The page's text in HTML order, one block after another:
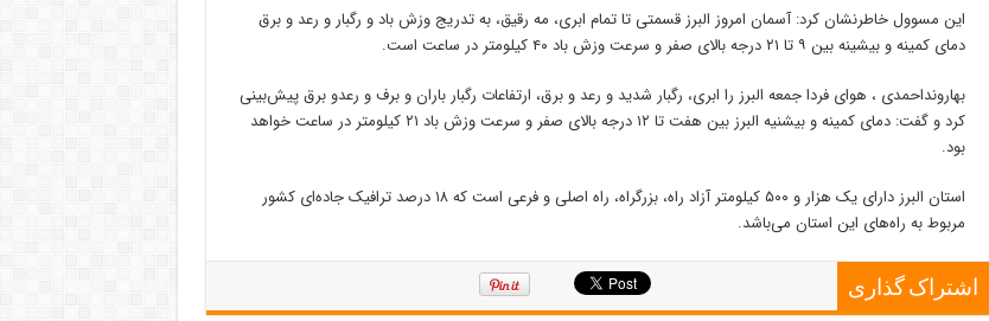
این مسوول خاطرنشان کرد: آسمان امروز البرز قسمتی تا تمام ابری، مه رقیق، به تدریج وزش باد و رگبار و رعد و برق
دمای کمینه و بیشینه بین ۹ تا ۲۱ درجه بالای صفر و سرعت وزش باد ۴۰ کیلومتر در ساعت است.
بهارونداحمدی ، هوای فردا جمعه البرز را ابری، رگبار شدید و رعد و برق، ارتفاعات رگبار باران و برف و رعدو برق پیش‌بینی
کرد و گفت: دمای کمینه و بیشنیه البرز بین هفت تا ۱۲ درجه بالای صفر و سرعت وزش باد ۲۱ کیلومتر در ساعت خواهد
بود.
استان البرز دارای یک هزار و ۵۰۰ کیلومتر آزاد راه، بزرگراه، راه اصلی و فرعی است که ۱۸ درصد ترافیک جاده‌ای کشور
مربوط به راه‌های این استان می‌باشد.
اشتراک گذاری